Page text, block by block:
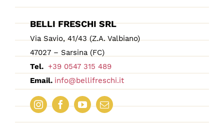
BELLI FRESCHI SRL
Via Savio, 41/43 (Z.A. Valbiano)
47027 – Sarsina (FC)
Tel. +39 0547 315 489
Email. info@bellifreschi.it